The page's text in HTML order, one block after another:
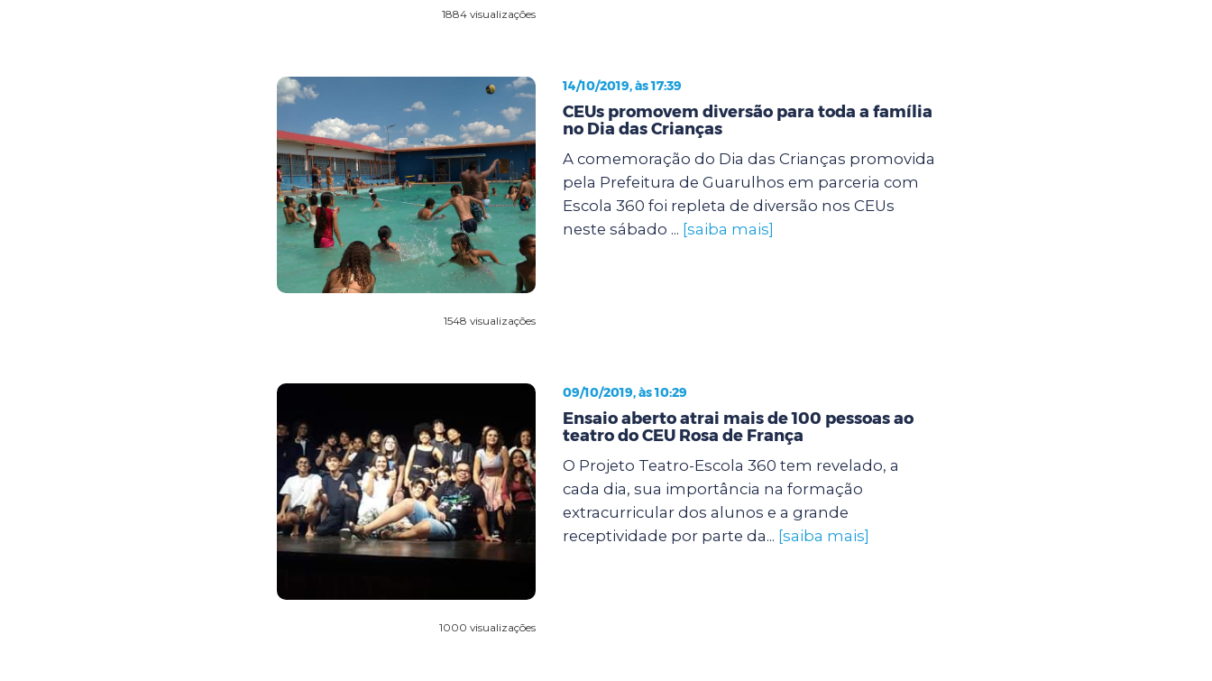
1884 visualizações
1548 visualizações
14/10/2019, às 17:39
CEUs promovem diversão para toda a família
no Dia das Crianças
A comemoração do Dia das Crianças promovida
pela Prefeitura de Guarulhos em parceria com
Escola 360 foi repleta de diversão nos CEUs
neste sábado ... [saiba mais]
1000 visualizações
09/10/2019, às 10:29
Ensaio aberto atrai mais de 100 pessoas ao
teatro do CEU Rosa de França
O Projeto Teatro-Escola 360 tem revelado, a
cada dia, sua importância na formação
extracurricular dos alunos e a grande
receptividade por parte da... [saiba mais]